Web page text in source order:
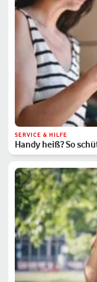
SERVICE & HILFE
Handy heiß? So